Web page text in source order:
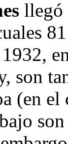
llegó
son
(en